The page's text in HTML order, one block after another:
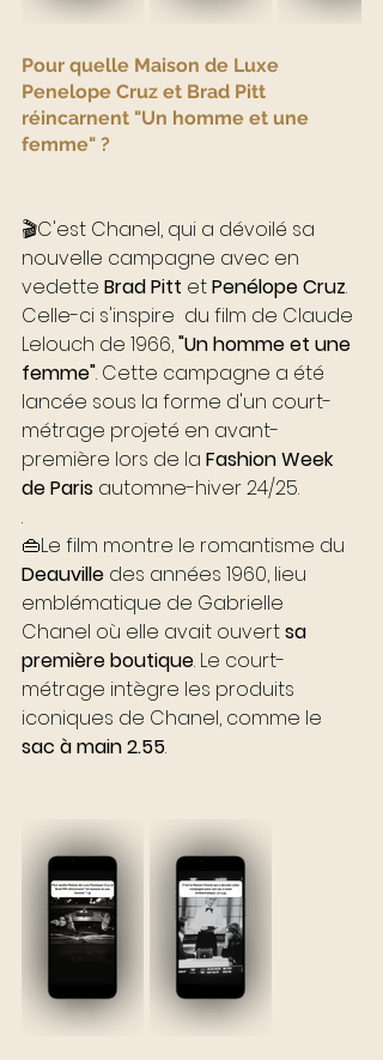
Pour quelle Maison de Luxe
Penelope Cruz et Brad Pitt
réincarnent "Un homme et une
femme" ?
🎬C'est Chanel, qui a dévoilé sa
nouvelle campagne avec en
vedette Brad Pitt et Penélope Cruz.
Celle-ci s'inspire  du film de Claude
Lelouch de 1966, "Un homme et une
femme". Cette campagne a été
lancée sous la forme d'un court-
métrage projeté en avant-
première lors de la Fashion Week
de Paris automne-hiver 24/25.
.
👜Le film montre le romantisme du
Deauville des années 1960, lieu
emblématique de Gabrielle
Chanel où elle avait ouvert sa
première boutique. Le court-
métrage intègre les produits
iconiques de Chanel, comme le
sac à main 2.55.